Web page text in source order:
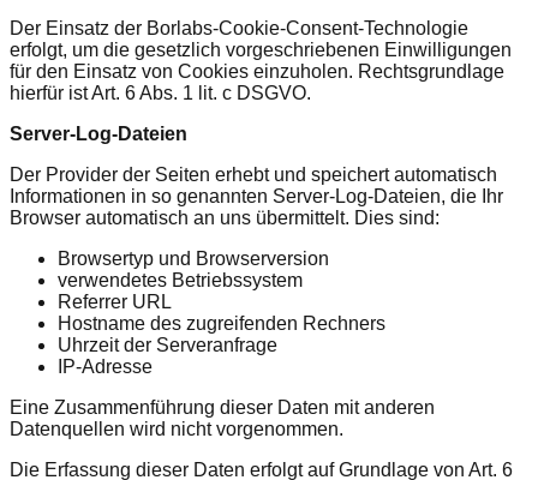
Der Einsatz der Borlabs-Cookie-Consent-Technologie
erfolgt, um die gesetzlich vorgeschriebenen Einwilligungen
für den Einsatz von Cookies einzuholen. Rechtsgrundlage
hierfür ist Art. 6 Abs. 1 lit. c DSGVO.
Server-Log-Dateien
Der Provider der Seiten erhebt und speichert automatisch
Informationen in so genannten Server-Log-Dateien, die Ihr
Browser automatisch an uns übermittelt. Dies sind:
Browsertyp und Browserversion
verwendetes Betriebssystem
Referrer URL
Hostname des zugreifenden Rechners
Uhrzeit der Serveranfrage
IP-Adresse
Eine Zusammenführung dieser Daten mit anderen
Datenquellen wird nicht vorgenommen.
Die Erfassung dieser Daten erfolgt auf Grundlage von Art. 6